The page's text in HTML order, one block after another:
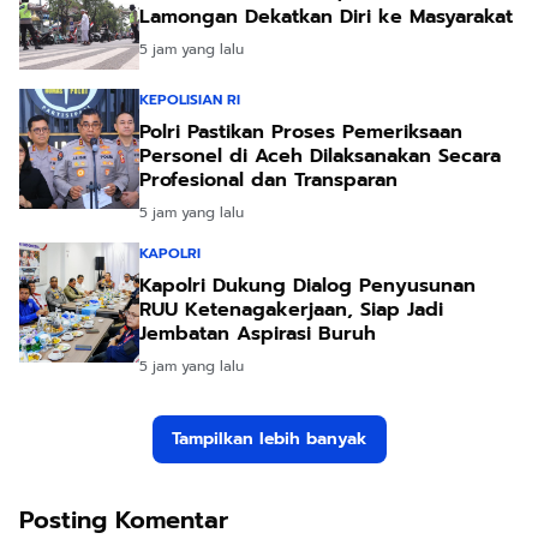
Lamongan Dekatkan Diri ke Masyarakat
5 jam yang lalu
KEPOLISIAN RI
Polri Pastikan Proses Pemeriksaan
Personel di Aceh Dilaksanakan Secara
Profesional dan Transparan
5 jam yang lalu
KAPOLRI
Kapolri Dukung Dialog Penyusunan
RUU Ketenagakerjaan, Siap Jadi
Jembatan Aspirasi Buruh
5 jam yang lalu
Tampilkan lebih banyak
Posting Komentar